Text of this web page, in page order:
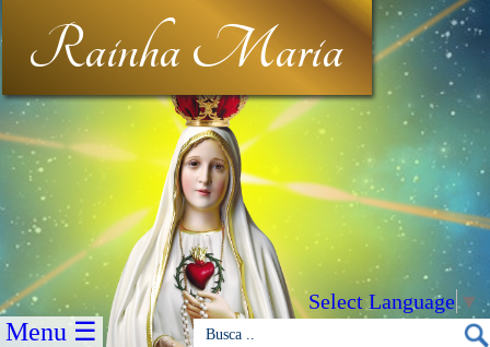
Rainha Maria
Select Language▼
Menu ☰